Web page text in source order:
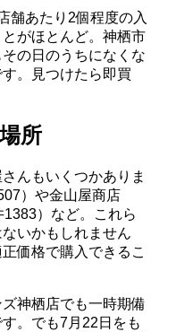
舗あたり2個程度の入
がほとんど。神栖市
の日のうちになくな
。見つけたら即買
所
んもいくつかありま
）や金山屋商店
1383）など。これら
いかもしれません
価格で購入できるこ
神栖店でも一時期備
。でも7月22日をも